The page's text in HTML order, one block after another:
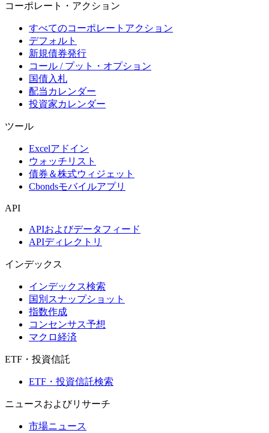
コーポレート・アクション
すべてのコーポレートアクション
デフォルト
新規債券発行
コール / プット・オプション
国債入札
配当カレンダー
投資家カレンダー
ツール
Excelアドイン
ウォッチリスト
債券＆株式ウィジェット
Cbondsモバイルアプリ
API
APIおよびデータフィード
APIディレクトリ
インデックス
インデックス検索
国別スナップショット
指数作成
コンセンサス予想
マクロ経済
ETF・投資信託
ETF・投資信託検索
ニュースおよびリサーチ
市場ニュース